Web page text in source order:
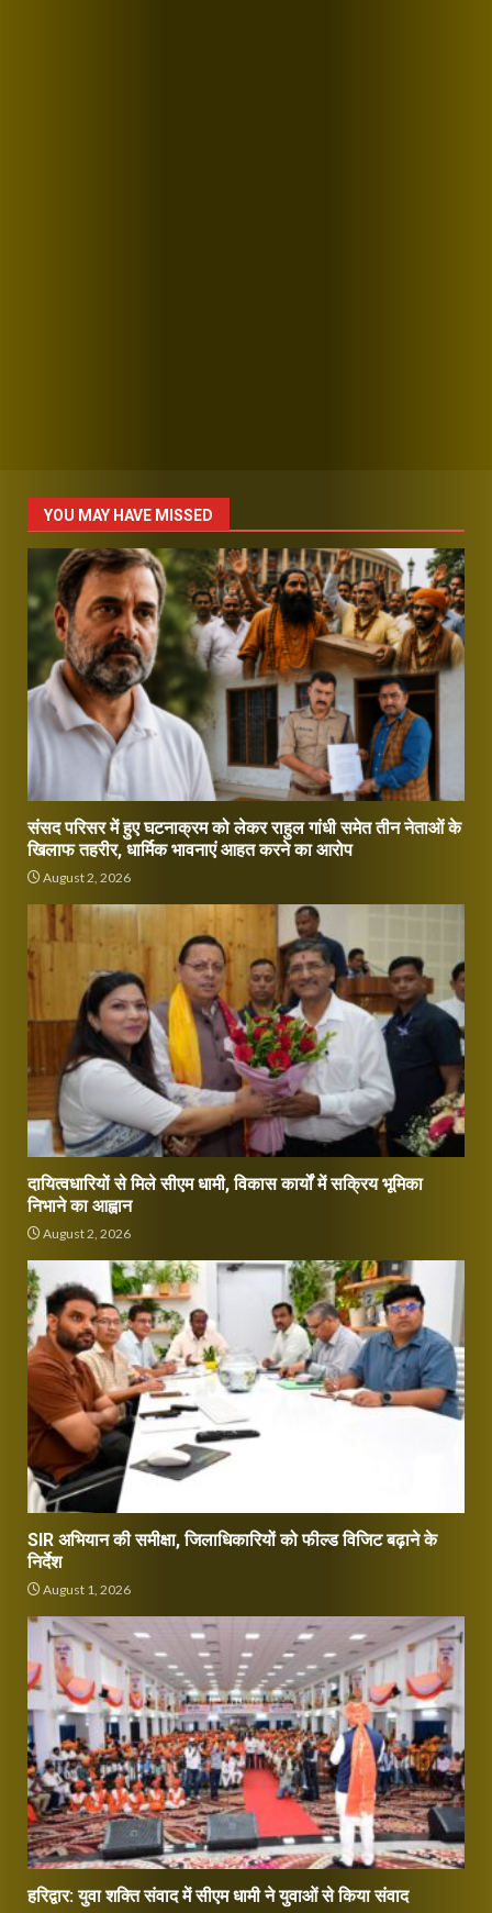
YOU MAY HAVE MISSED
संसद परिसर में हुए घटनाक्रम को लेकर राहुल गांधी समेत तीन नेताओं के
खिलाफ तहरीर, धार्मिक भावनाएं आहत करने का आरोप
August 2, 2026
दायित्वधारियों से मिले सीएम धामी, विकास कार्यों में सक्रिय भूमिका
निभाने का आह्वान
August 2, 2026
SIR अभियान की समीक्षा, जिलाधिकारियों को फील्ड विजिट बढ़ाने के
निर्देश
August 1, 2026
हरिद्वार: युवा शक्ति संवाद में सीएम धामी ने युवाओं से किया संवाद